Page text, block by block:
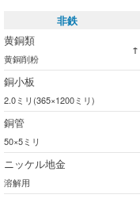
非鉄
黄銅類
黄銅削粉
↑
銅小板
2.0ミリ(365×1200ミリ)
銅管
50×5ミリ
ニッケル地金
溶解用